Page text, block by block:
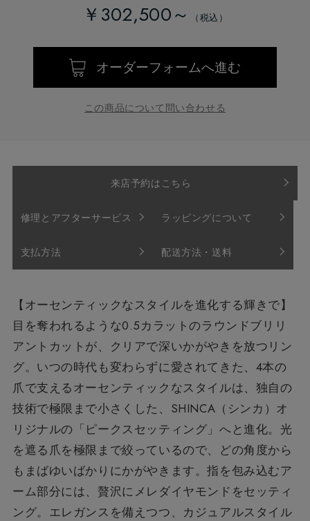
￥302,500～
オーダーフォームへ進む
この商品について問い合わせる
来店予約はこちら
修理とアフターサービス ラッピングについて
支払方法 配送方法・送料
【オーセンティックなスタイルを進化する輝きで】
目を奪われるような0.5カラットのラウンドブリリ
アントカットが、クリアで深いかがやきを放つリン
グ。いつの時代も変わらずに愛されてきた、4本の
爪で支えるオーセンティックなスタイルは、独自の
技術で極限まで小さくした、SHINCA（シンカ）オ
リジナルの「ピークスセッティング」へと進化。光
を遮る爪を極限まで絞っているので、どの角度から
もまばゆいばかりにかがやきます。指を包み込むア
ーム部分には、贅沢にメレダイヤモンドをセッティ
ング。エレガンスを備えつつ、カジュアルスタイル